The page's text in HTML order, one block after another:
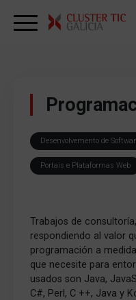
Desenvolvemento de
Portais e Plataformas Web
Trabajos de
respondiendo al valor
programación a
que necesite para
usados son Java,
C#, Perl, C ++, Java y